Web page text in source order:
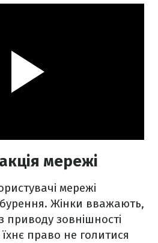
мережі
мережі
Жінки вважають,
приводу зовнішності
право не голитися